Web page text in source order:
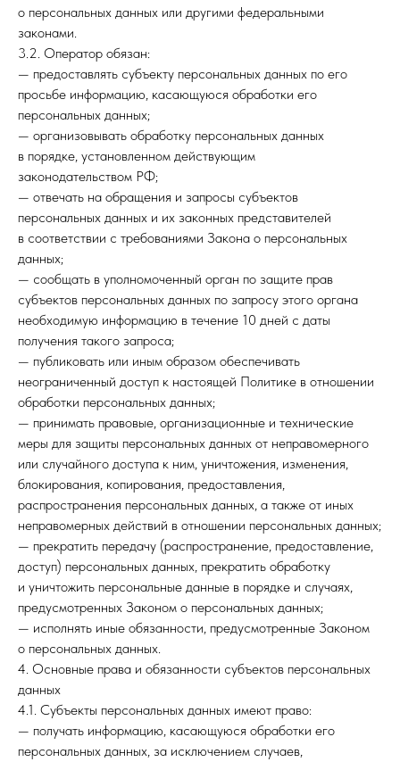
о персональных данных или другими федеральными
законами.
3.2. Оператор обязан:
— предоставлять субъекту персональных данных по его
просьбе информацию, касающуюся обработки его
персональных данных;
— организовывать обработку персональных данных
в порядке, установленном действующим
законодательством РФ;
— отвечать на обращения и запросы субъектов
персональных данных и их законных представителей
в соответствии с требованиями Закона о персональных
данных;
— сообщать в уполномоченный орган по защите прав
субъектов персональных данных по запросу этого органа
необходимую информацию в течение 10 дней с даты
получения такого запроса;
— публиковать или иным образом обеспечивать
неограниченный доступ к настоящей Политике в отношении
обработки персональных данных;
— принимать правовые, организационные и технические
меры для защиты персональных данных от неправомерного
или случайного доступа к ним, уничтожения, изменения,
блокирования, копирования, предоставления,
распространения персональных данных, а также от иных
неправомерных действий в отношении персональных данных;
— прекратить передачу (распространение, предоставление,
доступ) персональных данных, прекратить обработку
и уничтожить персональные данные в порядке и случаях,
предусмотренных Законом о персональных данных;
— исполнять иные обязанности, предусмотренные Законом
о персональных данных.
4. Основные права и обязанности субъектов персональных
данных
4.1. Субъекты персональных данных имеют право:
— получать информацию, касающуюся обработки его
персональных данных, за исключением случаев,